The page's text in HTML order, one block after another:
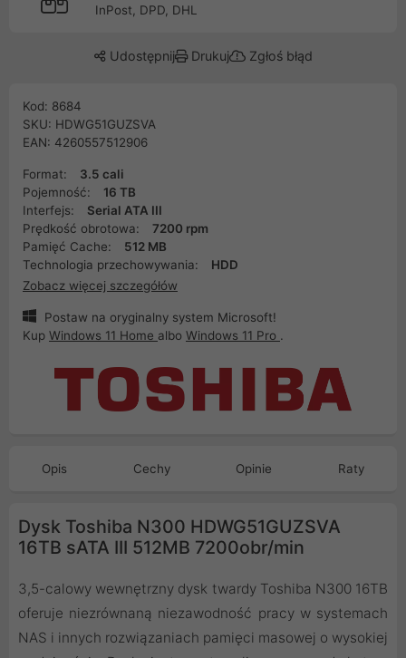
InPost, DPD, DHL
Udostępnij Drukuj Zgłoś błąd
Kod: 8684
SKU: HDWG51GUZSVA
EAN: 4260557512906
Format:
3.5 cali
Pojemność:
16 TB
Interfejs:
Serial ATA III
Prędkość obrotowa:
7200 rpm
Pamięć Cache:
512 MB
Technologia przechowywania:
HDD
Zobacz więcej szczegółów
Postaw na oryginalny system Microsoft!
Kup Windows 11 Home albo Windows 11 Pro .
Opis Cechy Opinie Raty
Dysk Toshiba N300 HDWG51GUZSVA
16TB sATA III 512MB 7200obr/min
3,5-calowy wewnętrzny dysk twardy Toshiba N300 16TB
oferuje niezrównaną niezawodność pracy w systemach
NAS i innych rozwiązaniach pamięci masowej o wysokiej